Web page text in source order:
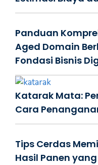
Panduan
Aged Domain
Fondasi Bisnis
Katarak Mata:
Cara
Tips Cerdas
Hasil Panen